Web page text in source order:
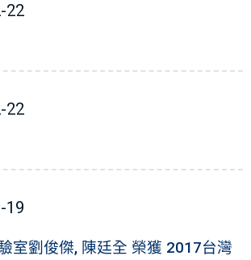
22
22
19
室劉俊傑, 陳廷全 榮獲 2017台灣